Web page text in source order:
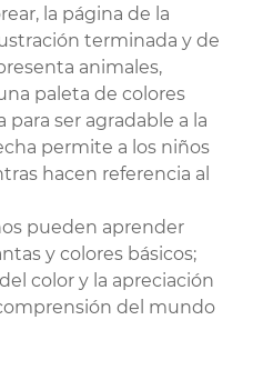
la página de la
terminada y de
animales,
paleta de colores
ser agradable a la
permite a los niños
hacen referencia al
pueden aprender
y colores básicos;
color y la apreciación
del mundo